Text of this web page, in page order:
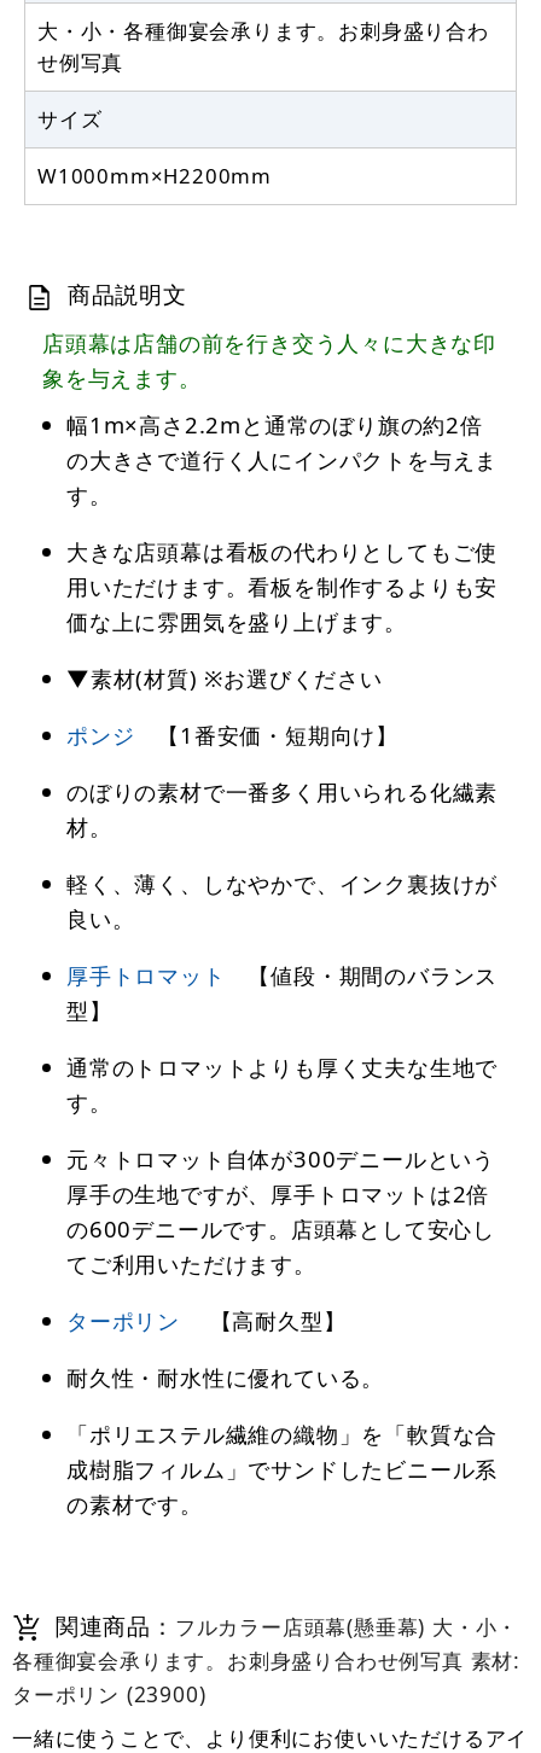
大・小・各種御宴会承ります。お刺身盛り合わ
せ例写真
サイズ
W1000mm×H2200mm
商品説明文
店頭幕は店舗の前を行き交う人々に大きな印
象を与えます。
幅1m×高さ2.2mと通常のぼり旗の約2倍
の大きさで道行く人にインパクトを与えま
す。
大きな店頭幕は看板の代わりとしてもご使
用いただけます。看板を制作するよりも安
価な上に雰囲気を盛り上げます。
▼素材(材質) ※お選びください
ポンジ 【1番安価・短期向け】
のぼりの素材で一番多く用いられる化繊素
材。
軽く、薄く、しなやかで、インク裏抜けが
良い。
厚手トロマット
【値段・期間のバランス
型】
通常のトロマットよりも厚く丈夫な生地で
す。
元々トロマット自体が300デニールという
厚手の生地ですが、厚手トロマットは2倍
の600デニールです。店頭幕として安心し
てご利用いただけます。
ターポリン 【高耐久型】
耐久性・耐水性に優れている。
「ポリエステル繊維の織物」を「軟質な合
成樹脂フィルム」でサンドしたビニール系
の素材です。
関連商品： フルカラー店頭幕(懸垂幕) 大・小・
各種御宴会承ります。お刺身盛り合わせ例写真 素材:
ターポリン (23900)
一緒に使うことで、より便利にお使いいただけるアイ